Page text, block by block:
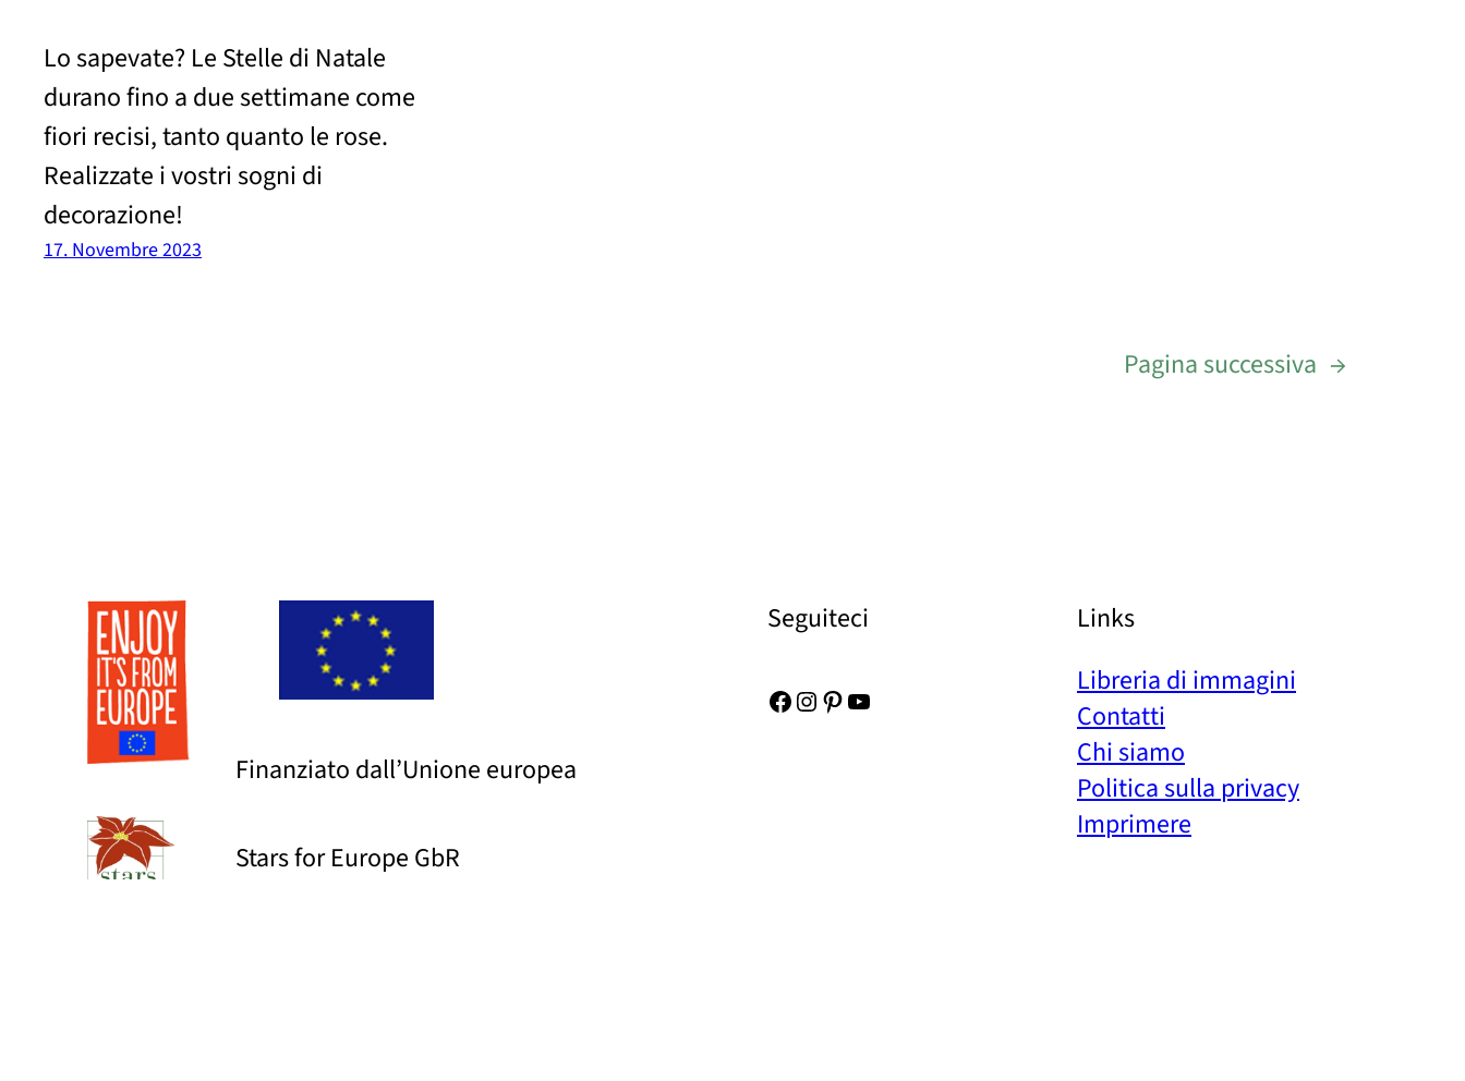
Lo sapevate? Le Stelle di Natale
durano fino a due settimane come
fiori recisi, tanto quanto le rose.
Realizzate i vostri sogni di
decorazione!
17. Novembre 2023
Pagina successiva →
Finanziato dall’Unione europea
Stars for Europe GbR
Seguiteci
Facebook Instagram Pinterest YouTube
Links
Libreria di immagini
Contatti
Chi siamo
Politica sulla privacy
Imprimere